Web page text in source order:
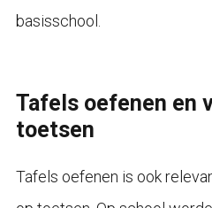
basisschool.
Tafels oefenen en
toetsen
Tafels oefenen is ook